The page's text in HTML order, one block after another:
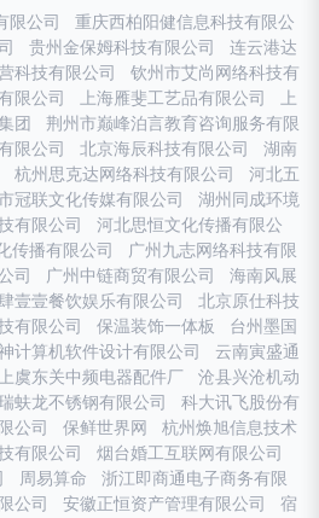
限公司
重庆西柏阳健信息科技有限公
贵州金保姆科技有限公司
连云港达
科技有限公司
钦州市艾尚网络科技有
限公司 上海雁斐工艺品有限公司
上
团
荆州市巅峰泊言教育咨询服务有限
限公司 北京海辰科技有限公司
湖南
杭州思克达网络科技有限公司
河北五
冠联文化传媒有限公司
湖州同成环境
有限公司
河北思恒文化传播有限公
传播有限公司
广州九志网络科技有限
司 广州中链商贸有限公司
海南风展
壹壹餐饮娱乐有限公司
北京原仕科技
有限公司 保温装饰一体板
台州墨国
计算机软件设计有限公司
云南寅盛通
虞东关中频电器配件厂
沧县兴沧机动
蚨龙不锈钢有限公司
科大讯飞股份有
公司 保鲜世界网
杭州焕旭信息技术
有限公司
烟台婚工互联网有限公司
周易算命
浙江即商通电子商务有限
公司 安徽正恒资产管理有限公司
宿